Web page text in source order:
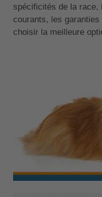
spécificités de la race,
courants, les
choisir la meilleure